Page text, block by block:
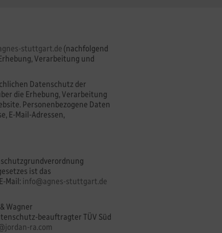
stuttgart.de (nachfolgend
Verarbeitung und
Datenschutz der
die Erhebung, Verarbeitung
Personenbezogene Daten
E-Mail-Adressen,
ist das
Mail:info@agnes-stuttgart.de
Wagner
beauftragter TÜV Süd
ra.com